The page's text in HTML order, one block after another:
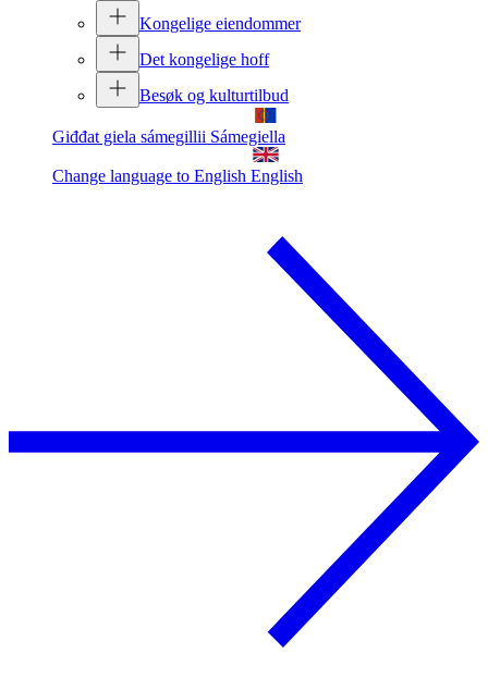
Kongelige eiendommer
Det kongelige hoff
Besøk og kulturtilbud
Giđđat giela sámegillii Sámegiella
Change language to English English